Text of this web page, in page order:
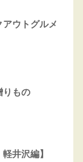
ウトグルメ
りもの
井沢編】